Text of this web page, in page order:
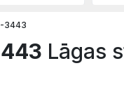
3443
Lāgas